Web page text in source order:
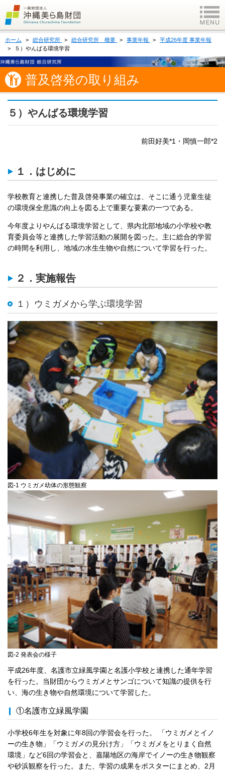
ホーム 総合研究所 総合研究所 概要 事業年報
平成26年度 事業年報
５）やんばる環境学習
普及啓発の取り組み
５）やんばる環境学習
前田好美*1・岡慎一郎*2
１．はじめに
学校教育と連携した普及啓発事業の確立は、そこに通う児童生徒
の環境保全意識の向上を図る上で重要な要素の一つである。
今年度よりやんばる環境学習として、県内北部地域の小学校や教
育委員会等と連携した学習活動の展開を図った。主に総合的学習
の時間を利用し、地域の水生生物や自然について学習を行った。
２．実施報告
１）ウミガメから学ぶ環境学習
図-1 ウミガメ幼体の形態観察
図-2 発表会の様子
平成26年度、名護市立緑風学園と名護小学校と連携した通年学習
を行った。当財団からウミガメとサンゴについて知識の提供を行
い、海の生き物や自然環境について学習した。
①名護市立緑風学園
小学校6年生を対象に年8回の学習会を行った。 「ウミガメとイノ
ーの生き物」「ウミガメの見分け方」「ウミガメをとりまく自然
環境」など6回の学習会と、嘉陽地区の海岸でイノーの生き物観察
や砂浜観察を行った。また、学習の成果をポスターにまとめ、2月